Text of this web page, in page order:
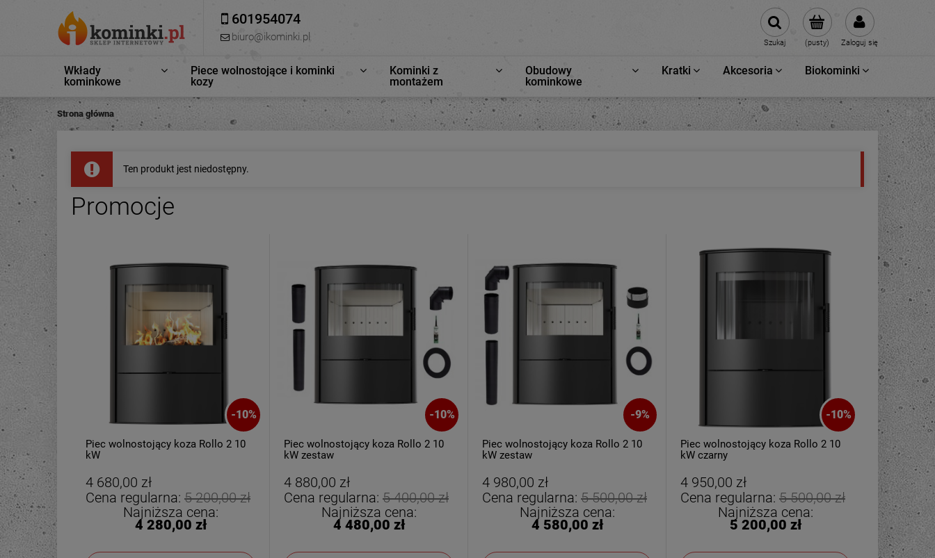
601954074
biuro@ikominki.pl (pusty) Zaloguj się
Szukaj
Wkłady
kominkowe
Piece wolnostojące i kominki
kozy
Kominki z
montażem
Obudowy
kominkowe
Kratki Akcesoria Biokominki
Strona główna
Ten produkt jest niedostępny.
Promocje
-10%
Piec wolnostojący koza Rollo 2 10
kW
4 680,00 zł
Cena regularna: 5 200,00 zł
Najniższa cena:
4 280,00 zł
-10%
Piec wolnostojący koza Rollo 2 10
kW zestaw
4 880,00 zł
Cena regularna: 5 400,00 zł
Najniższa cena:
4 480,00 zł
-9%
Piec wolnostojący koza Rollo 2 10
kW zestaw
4 980,00 zł
Cena regularna: 5 500,00 zł
Najniższa cena:
4 580,00 zł
-10%
Piec wolnostojący koza Rollo 2 10
kW czarny
4 950,00 zł
Cena regularna: 5 500,00 zł
Najniższa cena:
5 200,00 zł